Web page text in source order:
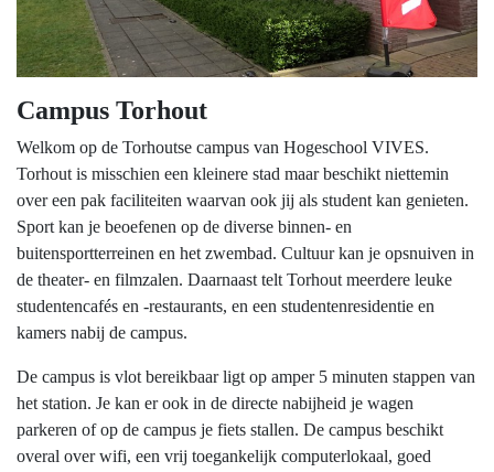
Campus Torhout
Welkom op de Torhoutse campus van Hogeschool VIVES.
Torhout is misschien een kleinere stad maar beschikt niettemin
over een pak faciliteiten waarvan ook jij als student kan genieten.
Sport kan je beoefenen op de diverse binnen- en
buitensportterreinen en het zwembad. Cultuur kan je opsnuiven in
de theater- en filmzalen. Daarnaast telt Torhout meerdere leuke
studentencafés en -restaurants, en een studentenresidentie en
kamers nabij de campus.
De campus is vlot bereikbaar ligt op amper 5 minuten stappen van
het station. Je kan er ook in de directe nabijheid je wagen
parkeren of op de campus je fiets stallen. De campus beschikt
overal over wifi, een vrij toegankelijk computerlokaal, goed